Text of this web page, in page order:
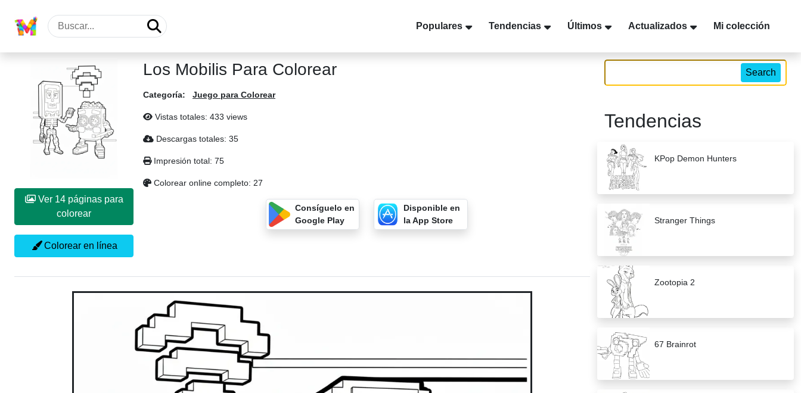
Populares Tendencias Últimos Actualizados Mi colección
Ver 14 páginas para
colorear
Colorear en línea
Los Mobilis Para Colorear
Categoría: Juego para Colorear
Vistas totales: 433 views
Descargas totales: 35
Impresión total: 75
Colorear online completo: 27
Consíguelo en
Google Play
Disponible en
la App Store
Search
Tendencias
KPop Demon Hunters
Stranger Things
Zootopia 2
67 Brainrot